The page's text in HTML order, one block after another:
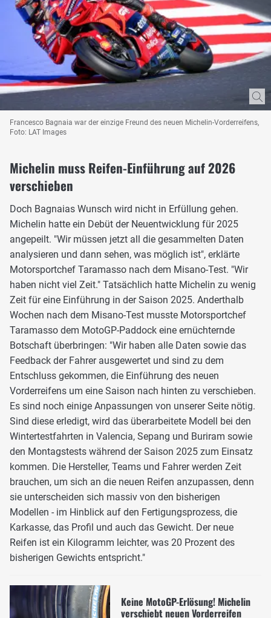
Francesco Bagnaia war der einzige Freund des neuen Michelin-Vorderreifens,
Foto: LAT Images
Michelin muss Reifen-Einführung auf 2026
verschieben
Doch Bagnaias Wunsch wird nicht in Erfüllung gehen.
Michelin hatte ein Debüt der Neuentwicklung für 2025
angepeilt. "Wir müssen jetzt all die gesammelten Daten
analysieren und dann sehen, was möglich ist", erklärte
Motorsportchef Taramasso nach dem Misano-Test. "Wir
haben nicht viel Zeit." Tatsächlich hatte Michelin zu wenig
Zeit für eine Einführung in der Saison 2025. Anderthalb
Wochen nach dem Misano-Test musste Motorsportchef
Taramasso dem MotoGP-Paddock eine ernüchternde
Botschaft überbringen: "Wir haben alle Daten sowie das
Feedback der Fahrer ausgewertet und sind zu dem
Entschluss gekommen, die Einführung des neuen
Vorderreifens um eine Saison nach hinten zu verschieben.
Es sind noch einige Anpassungen von unserer Seite nötig.
Sind diese erledigt, wird das überarbeitete Modell bei den
Wintertestfahrten in Valencia, Sepang und Buriram sowie
den Montagstests während der Saison 2025 zum Einsatz
kommen. Die Hersteller, Teams und Fahrer werden Zeit
brauchen, um sich an die neuen Reifen anzupassen, denn
sie unterscheiden sich massiv von den bisherigen
Modellen - im Hinblick auf den Fertigungsprozess, die
Karkasse, das Profil und auch das Gewicht. Der neue
Reifen ist ein Kilogramm leichter, was 20 Prozent des
bisherigen Gewichts entspricht."
Keine MotoGP-Erlösung! Michelin
verschiebt neuen Vorderreifen